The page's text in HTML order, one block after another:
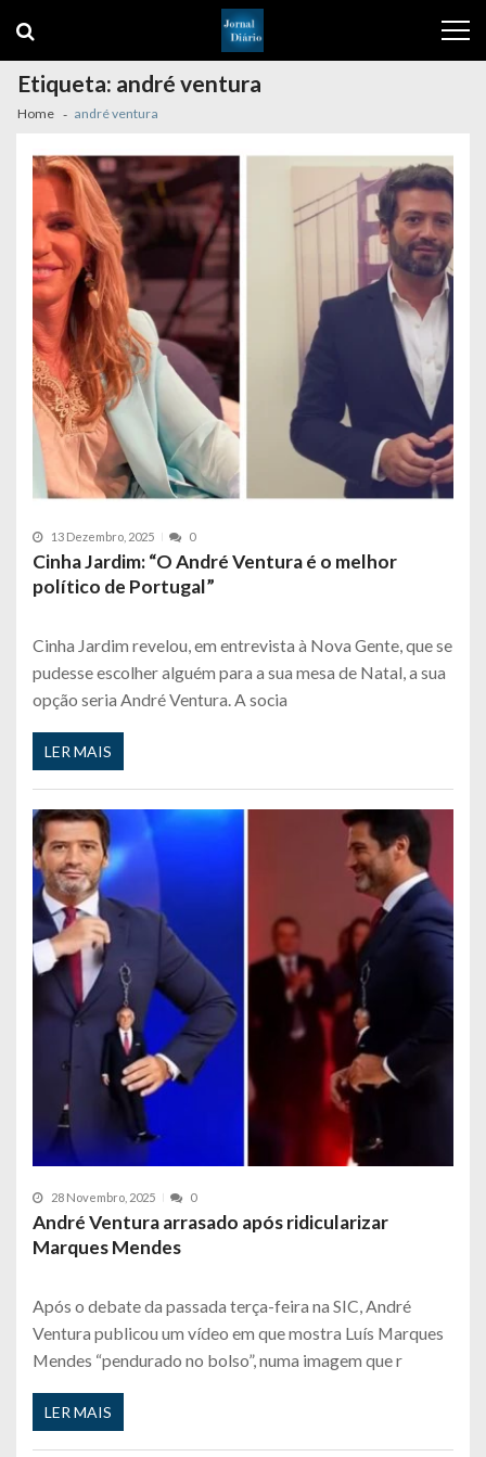
navigation
content
Etiqueta: andré ventura
Home andré ventura
13 Dezembro, 2025 0
Cinha Jardim: “O André Ventura é o melhor
político de Portugal”
Cinha Jardim revelou, em entrevista à Nova Gente, que se
pudesse escolher alguém para a sua mesa de Natal, a sua
opção seria André Ventura. A socia
LER MAIS
28 Novembro, 2025 0
André Ventura arrasado após ridicularizar
Marques Mendes
Após o debate da passada terça-feira na SIC, André
Ventura publicou um vídeo em que mostra Luís Marques
Mendes “pendurado no bolso”, numa imagem que r
LER MAIS